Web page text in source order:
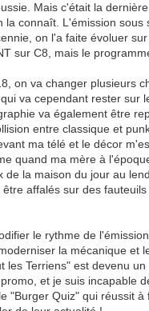
Mais c'était la
la connaît. L'émission sous
on l'a faite évoluer
sur C8, mais le
on va changer plusieurs
va cependant rester sur
va également être
entre classique et
ma télé et le décor
quand ma mère à
de la maison du jour au
affalés sur des fauteuils
le rythme de
la mécanique et
les Terriens" est devenu
et je suis incapable
"Burger Quiz" qui réussit à